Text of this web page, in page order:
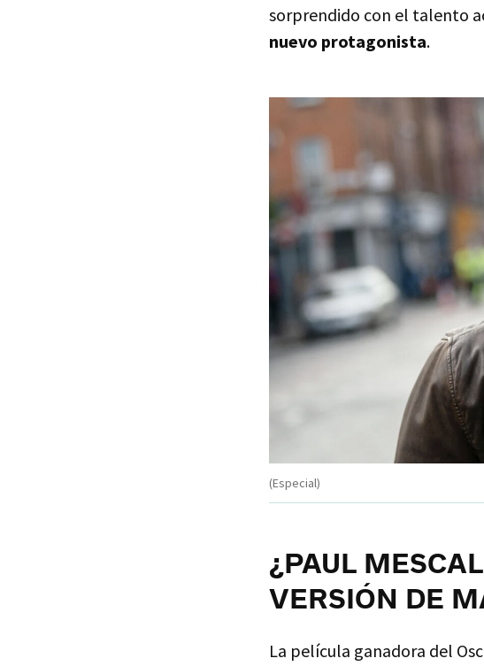
sorprendido con el talento
nuevo protagonista.
(Especial)
¿PAUL
VERSIÓN DE
La película ganadora del